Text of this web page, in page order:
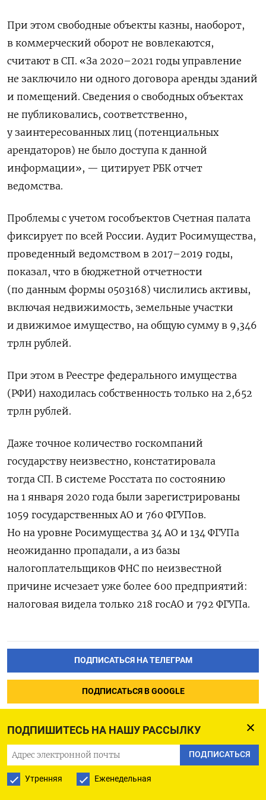
ПОДПИШИТЕСЬ НА НАШУ РАССЫЛКУ
ПОДПИСАТЬСЯ
Утренняя Еженедельная
При этом свободные объекты казны, наоборот,
в коммерческий оборот не вовлекаются,
считают в СП. «За 2020–2021 годы управление
не заключило ни одного договора аренды зданий
и помещений. Сведения о свободных объектах
не публиковались, соответственно,
у заинтересованных лиц (потенциальных
арендаторов) не было доступа к данной
информации», — цитирует РБК отчет
ведомства.
Проблемы с учетом гособъектов Счетная палата
фиксирует по всей России. Аудит Росимущества,
проведенный ведомством в 2017–2019 годы,
показал, что в бюджетной отчетности
(по данным формы 0503168) числились активы,
включая недвижимость, земельные участки
и движимое имущество, на общую сумму в 9,346
трлн рублей.
При этом в Реестре федерального имущества
(РФИ) находилась собственность только на 2,652
трлн рублей.
Даже точное количество госкомпаний
государству неизвестно, констатировала
тогда СП. В системе Росстата по состоянию
на 1 января 2020 года были зарегистрированы
1059 государственных АО и 760 ФГУПов.
Но на уровне Росимущества 34 АО и 134 ФГУПа
неожиданно пропадали, а из базы
налогоплательщиков ФНС по неизвестной
причине исчезает уже более 600 предприятий:
налоговая видела только 218 госАО и 792 ФГУПа.
ПОДПИСАТЬСЯ НА ТЕЛЕГРАМ
ПОДПИСАТЬСЯ В GOOGLE
На девушку завели дело за